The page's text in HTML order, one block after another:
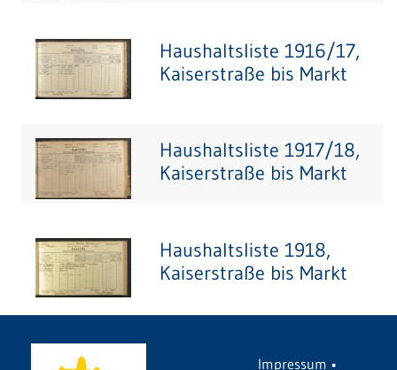
Haushaltsliste 1916/17,
Kaiserstraße bis Markt
Haushaltsliste 1917/18,
Kaiserstraße bis Markt
Haushaltsliste 1918,
Kaiserstraße bis Markt
Impressum •